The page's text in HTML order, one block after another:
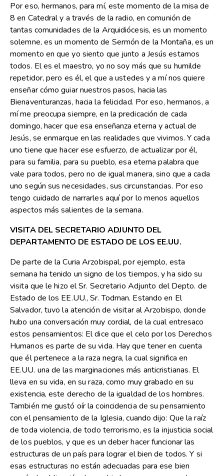
Por eso, hermanos, para mí, este momento de la misa de
8 en Catedral y a través de la radio, en comunión de
tantas comunidades de la Arquidiócesis, es un momento
solemne, es un momento de Sermón de la Montaña, es un
momento en que yo siento que junto a Jesús estamos
todos. El es el maestro, yo no soy más que su humilde
repetidor, pero es él, el que a ustedes y a mí nos quiere
enseñar cómo guiar nuestros pasos, hacia las
Bienaventuranzas, hacia la felicidad. Por eso, hermanos, a
mí me preocupa siempre, en la predicación de cada
domingo, hacer que esa enseñanza eterna y actual de
Jesús, se enmarque en las realidades que vivimos. Y cada
uno tiene que hacer ese esfuerzo, de actualizar por él,
para su familia, para su pueblo, esa eterna palabra que
vale para todos, pero no de igual manera, sino que a cada
uno según sus necesidades, sus circunstancias. Por eso
tengo cuidado de narrarles aquí por lo menos aquellos
aspectos más salientes de la semana.
VISITA DEL SECRETARIO ADJUNTO DEL
DEPARTAMENTO DE ESTADO DE LOS EE.UU.
De parte de la Curia Arzobispal, por ejemplo, esta
semana ha tenido un signo de los tiempos, y ha sido su
visita que le hizo el Sr. Secretario Adjunto del Depto. de
Estado de los EE.UU., Sr. Todman. Estando en El
Salvador, tuvo la atención de visitar al Arzobispo, donde
hubo una conversación muy cordial, de la cual entresaco
estos pensamientos: El dice que el celo por los Derechos
Humanos es parte de su vida. Hay que tener en cuenta
que él pertenece a la raza negra, la cual significa en
EE.UU. una de las marginaciones más anticristianas. El
lleva en su vida, en su raza, como muy grabado en su
existencia, este derecho de la igualdad de los hombres.
También me gustó oír la coincidencia de su pensamiento
con el pensamiento de la Iglesia, cuando dijo: Que la raíz
de toda violencia, de todo terrorismo, es la injusticia social
de los pueblos, y que es un deber hacer funcionar las
estructuras de un país para lograr el bien de todos. Y si
esas estructuras no están adecuadas para ese bien